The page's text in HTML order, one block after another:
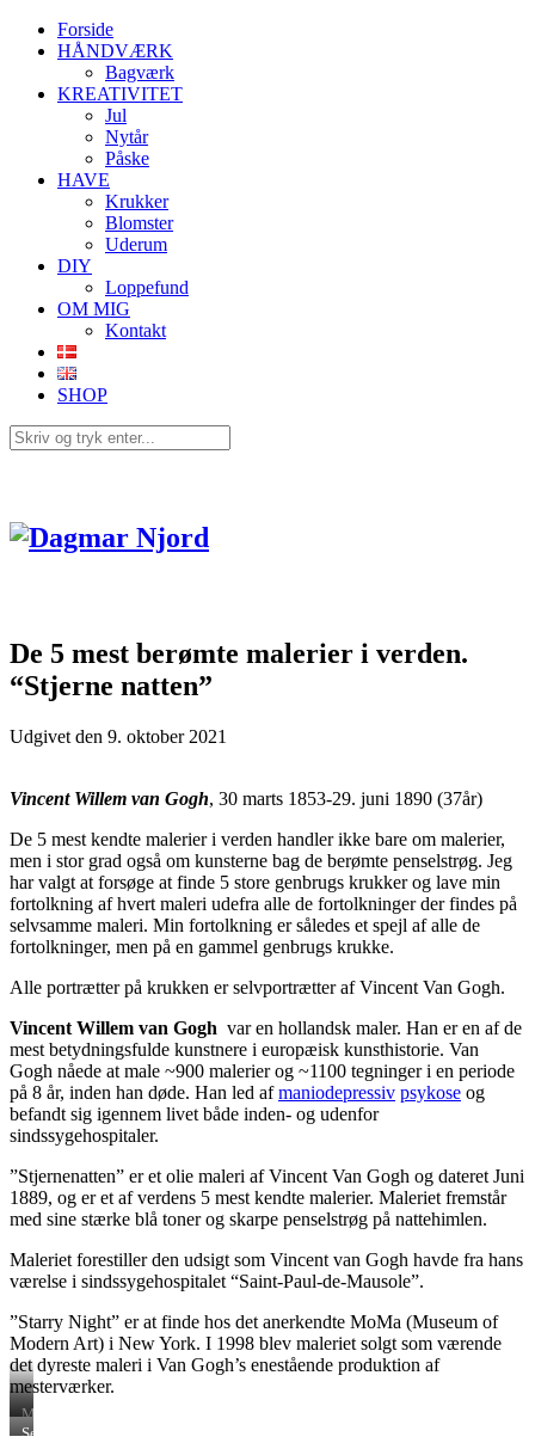
Forside
HÅNDVÆRK
Bagværk
KREATIVITET
Jul
Nytår
Påske
HAVE
Krukker
Blomster
Uderum
DIY
Loppefund
OM MIG
Kontakt
SHOP
De 5 mest berømte malerier i verden.
“Stjerne natten”
Udgivet den 9. oktober 2021
Vincent Willem van Gogh, 30 marts 1853-29. juni 1890 (37år)
De 5 mest kendte malerier i verden handler ikke bare om malerier,
men i stor grad også om kunsterne bag de berømte penselstrøg. Jeg
har valgt at forsøge at finde 5 store genbrugs krukker og lave min
fortolkning af hvert maleri udefra alle de fortolkninger der findes på
selvsamme maleri. Min fortolkning er således et spejl af alle de
fortolkninger, men på en gammel genbrugs krukke.
Alle portrætter på krukken er selvportrætter af Vincent Van Gogh.
Vincent Willem van Gogh var en hollandsk maler. Han er en af de
mest betydningsfulde kunstnere i europæisk kunsthistorie. Van
Gogh nåede at male ~900 malerier og ~1100 tegninger i en periode
på 8 år, inden han døde. Han led afmaniodepressiv psykose og
befandt sig igennem livet både inden- og udenfor
sindssygehospitaler.
”Stjernenatten” er et olie maleri af Vincent Van Gogh og dateret Juni
1889, og er et af verdens 5 mest kendte malerier. Maleriet fremstår
med sine stærke blå toner og skarpe penselstrøg på nattehimlen.
Maleriet forestiller den udsigt som Vincent van Gogh havde fra hans
værelse i sindssygehospitalet “Saint-Paul-de-Mausole”.
”Starry Night” er at finde hos det anerkendte MoMa (Museum of
Modern Art) i New York. I 1998 blev maleriet solgt som værende
det dyreste maleri i Van Gogh’s enestående produktion af
mesterværker.
Min
fortolkning
Selvportræt